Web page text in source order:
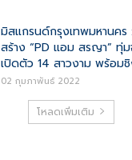
มิสแกรนด์กรุงเทพมหานคร
สร้าง “PD แอม สรญา” ทุ่
เปิดตัว 14 สาวงาม พร้อม
02 กุมภาพันธ์ 2022
โหลดเพิ่มเติม